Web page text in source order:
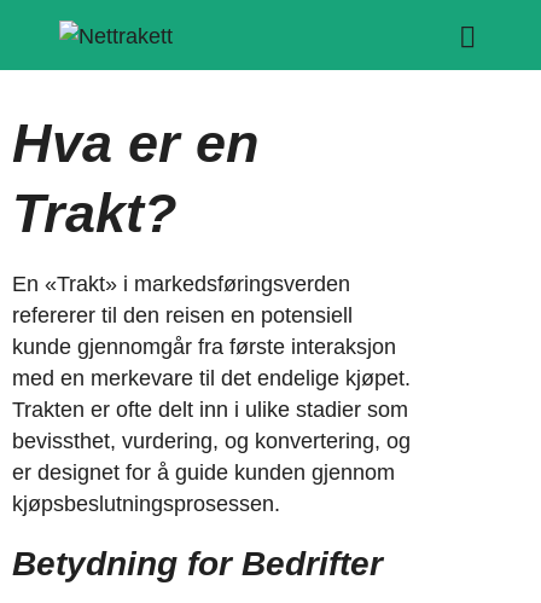
Hva er en
Trakt?
En «Trakt» i markedsføringsverden
refererer til den reisen en potensiell
kunde gjennomgår fra første interaksjon
med en merkevare til det endelige kjøpet.
Trakten er ofte delt inn i ulike stadier som
bevissthet, vurdering, og konvertering, og
er designet for å guide kunden gjennom
kjøpsbeslutningsprosessen.
Betydning for Bedrifter